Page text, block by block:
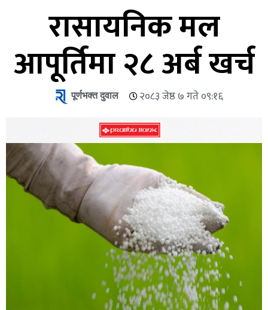
रासायनिक मल
आपूर्तिमा २८ अर्ब खर्च
पूर्णभक्त दुवाल २०८३ जेष्ठ ७ गते ०९:१६